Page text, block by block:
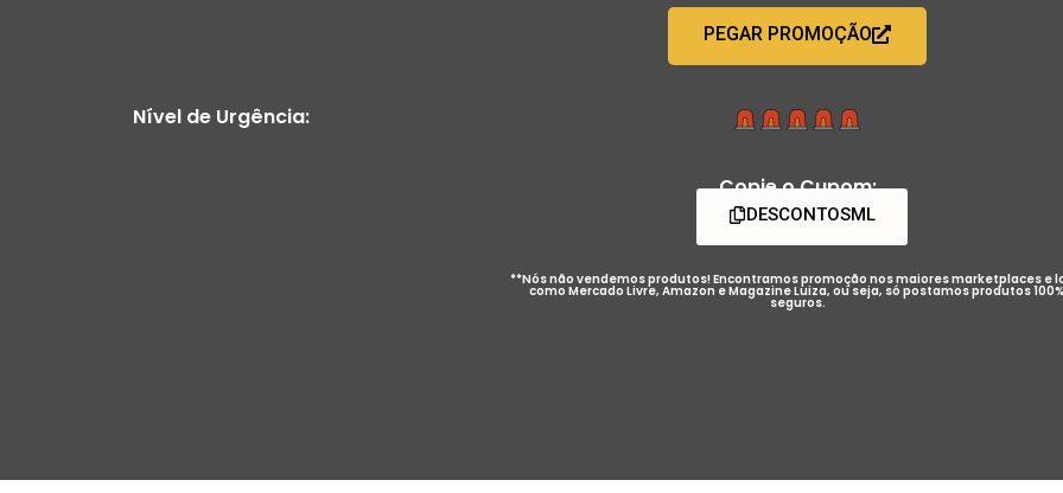
PEGAR PROMOÇÃO
Nível de Urgência:
Copie o Cupom:
DESCONTOSML
**Nós não vendemos produtos! Encontramos promoção nos maiores marketplaces e
como Mercado Livre, Amazon e Magazine Luiza, ou seja, só postamos produtos 100%
seguros.